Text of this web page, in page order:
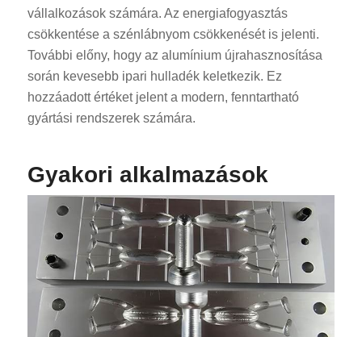
vállalkozások számára. Az energiafogyasztás
csökkentése a szénlábnyom csökkenését is jelenti.
További előny, hogy az alumínium újrahasznosítása
során kevesebb ipari hulladék keletkezik. Ez
hozzáadott értéket jelent a modern, fenntartható
gyártási rendszerek számára.
Gyakori alkalmazások